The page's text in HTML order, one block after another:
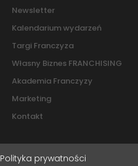
Newsletter
Kalendarium wydarzeń
Targi Franczyza
Własny Biznes FRANCHISING
Akademia Franczyzy
Marketing
Kontakt
Polityka prywatności